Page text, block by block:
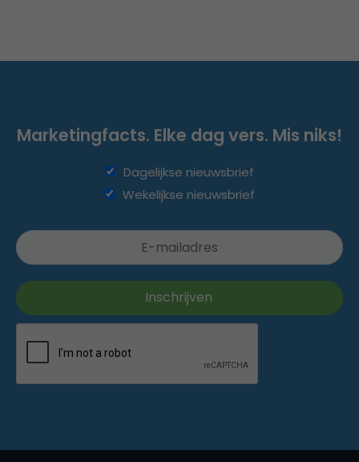
Marketingfacts. Elke dag vers. Mis niks!
Dagelijkse nieuwsbrief
Wekelijkse nieuwsbrief